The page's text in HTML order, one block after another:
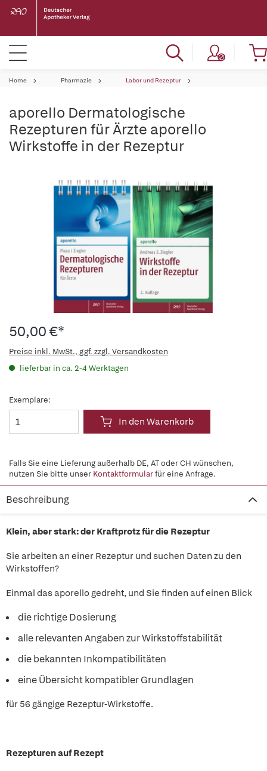
Home Pharmazie Labor und Rezeptur
aporello Dermatologische
Rezepturen für Ärzte aporello
Wirkstoffe in der Rezeptur
50,00 €*
Preise inkl. MwSt., ggf. zzgl. Versandkosten
lieferbar in ca. 2-4 Werktagen
Exemplare:
In den Warenkorb
Falls Sie eine Lieferung außerhalb DE, AT oder CH wünschen,
nutzen Sie bitte unser Kontaktformularfür eine Anfrage.
Beschreibung
Klein, aber stark: der Kraftprotz für die Rezeptur
Sie arbeiten an einer Rezeptur und suchen Daten zu den
Wirkstoffen?
Einmal das aporello gedreht, und Sie finden auf einen Blick
die richtige Dosierung
alle relevanten Angaben zur Wirkstoffstabilität
die bekannten Inkompatibilitäten
eine Übersicht kompatibler Grundlagen
für 56 gängige Rezeptur-Wirkstoffe.
Rezepturen auf Rezept